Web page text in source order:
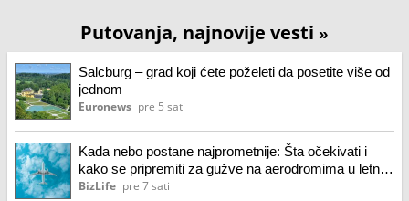
Putovanja, najnovije vesti »
Salcburg – grad koji ćete poželeti da posetite više od
jednom
Euronews pre 5 sati
Kada nebo postane najprometnije: Šta očekivati i
kako se pripremiti za gužve na aerodromima u letnjoj
sezoni
BizLife pre 7 sati